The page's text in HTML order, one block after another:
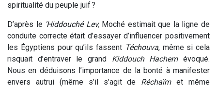
spiritualité du peuple juif ?
D’après le 'Hiddouché Lev, Moché estimait que la ligne de
conduite correcte était d’essayer d’influencer positivement
les Égyptiens pour qu’ils fassent Téchouva, même si cela
risquait d’entraver le grand Kiddouch Hachemévoqué.
Nous en déduisons l’importance de la bonté à manifester
envers autrui (même s’il s’agit de Réchaïmet même